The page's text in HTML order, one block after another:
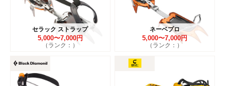
セラック ストラップ
5,000〜7,000円
（ランク：）
ネーベプロ
5,000〜7,000円
（ランク：）